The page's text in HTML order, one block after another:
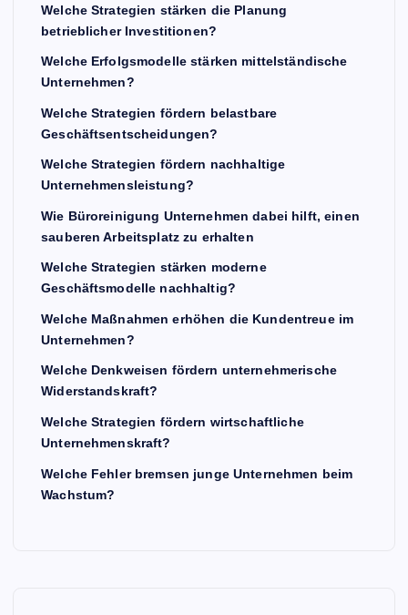
Welche Strategien stärken die Planung
betrieblicher Investitionen?
Welche Erfolgsmodelle stärken mittelständische
Unternehmen?
Welche Strategien fördern belastbare
Geschäftsentscheidungen?
Welche Strategien fördern nachhaltige
Unternehmensleistung?
Wie Büroreinigung Unternehmen dabei hilft, einen
sauberen Arbeitsplatz zu erhalten
Welche Strategien stärken moderne
Geschäftsmodelle nachhaltig?
Welche Maßnahmen erhöhen die Kundentreue im
Unternehmen?
Welche Denkweisen fördern unternehmerische
Widerstandskraft?
Welche Strategien fördern wirtschaftliche
Unternehmenskraft?
Welche Fehler bremsen junge Unternehmen beim
Wachstum?